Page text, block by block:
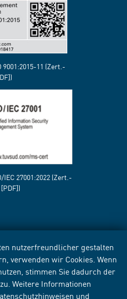
nutzerfreundlicher gestalten
verwenden wir Cookies. Wenn
stimmen Sie dadurch der
Weitere Informationen
und
11 (Zert.-
27001:2022 (Zert.-
[PDF])